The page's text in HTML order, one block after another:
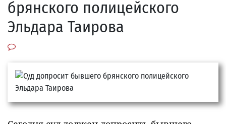
брянского полицейского
Эльдара Таирова